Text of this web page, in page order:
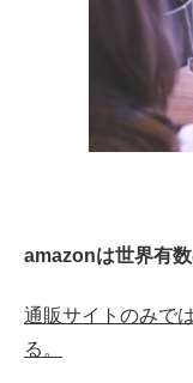
amazonは世界有
通販サイトのみで
る。